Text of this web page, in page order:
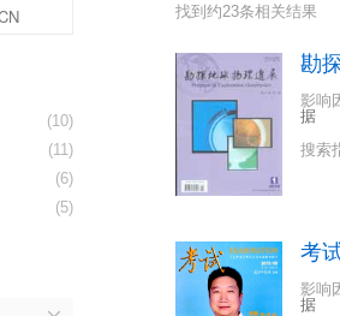
(10)
(11)
(6)
(5)
找到约23条相关结果
勘
影响
据
搜索
考
影响
据